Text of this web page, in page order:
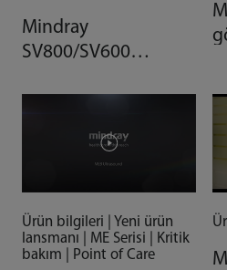
Mindray
SV800/SV600
Ürün bilgileri | Yeni ürün
lansmanı | ME Serisi | Kritik
bakım | Point of Care